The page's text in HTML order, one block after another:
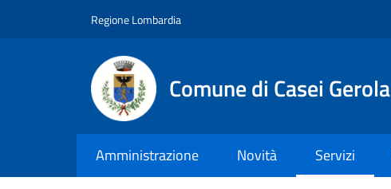
Regione Lombardia
Comune di Casei Gerola
Amministrazione Novità Servizi